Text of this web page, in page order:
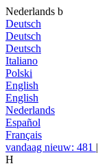
Nederlands b
Deutsch
Deutsch
Deutsch
Italiano
Polski
English
English
Nederlands
Español
Français
vandaag nieuw: 481 |
H